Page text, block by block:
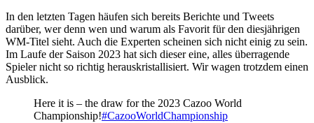
In den letzten Tagen häufen sich bereits Berichte und Tweets
darüber, wer denn wen und warum als Favorit für den diesjährigen
WM-Titel sieht. Auch die Experten scheinen sich nicht einig zu sein.
Im Laufe der Saison 2023 hat sich dieser eine, alles überragende
Spieler nicht so richtig herauskristallisiert. Wir wagen trotzdem einen
Ausblick.
Here it is – the draw for the 2023 Cazoo World
Championship!#CazooWorldChampionship